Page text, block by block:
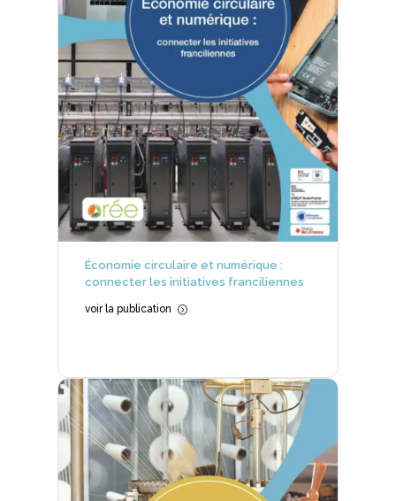
Économie circulaire et numérique :
connecter les initiatives franciliennes
voir la publication =